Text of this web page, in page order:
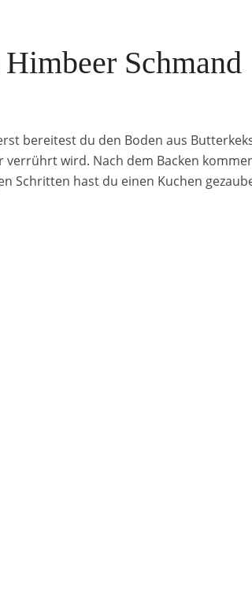
Schmand
bereitest du den Boden aus
wird. Nach dem Backen
Schritten hast du einen Kuchen